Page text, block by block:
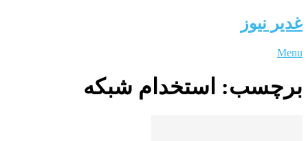
غدیر نیوز
Menu
برچسب: استخدام شبکه